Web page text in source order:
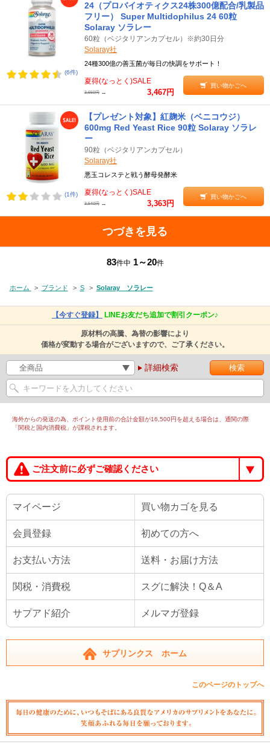
(6件)
24（プロバイオティクス24株300億配合/乳製品
フリー） Super Multidophilus 24 60粒
Solaray ソラレー
60粒（ベジタリアンカプセル）※約30日分
Solaray社
24種300億の善玉菌が毎日の快調をサポート！
夏得(なっとく)SALE
3,650円 → 3,467円
買い物かごへ
(1件)
【プレゼント対象】紅麹米（ベニコウジ）
600mg Red Yeast Rice 90粒 Solaray ソラレ
ー
90粒（ベジタリアンカプセル）
Solaray社
悪玉コレステと戦う酵母発酵米
夏得(なっとく)SALE
3,540円 → 3,363円
買い物かごへ
つづきを見る
83件中 1～20件
ホーム > ブランド > S > Solaray ソラレー
【今すぐ登録】 LINEお友だち追加で割引クーポン♪
原材料の高騰、為替の影響により
価格が変動する場合がございますので、ご了承ください。
詳細検索
海外からの発送の為、ポイント使用前の合計金額が16,500円を超える場合は、通関の際
「関税と国内消費税」が課税されます。
ご注文前に必ずご確認ください
マイページ 買い物カゴを見る
会員登録 初めての方へ
お支払い方法 送料・お届け方法
関税・消費税 スグに解決！Q＆A
サプアド紹介 メルマガ登録
サプリンクス ホーム
このページのトップへ